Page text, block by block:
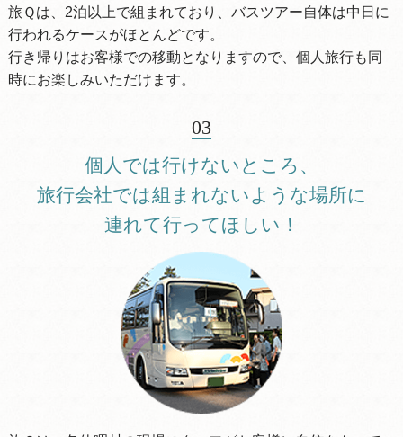
旅Ｑは、2泊以上で組まれており、バスツアー自体は中日に
行われるケースがほとんどです。
行き帰りはお客様での移動となりますので、個人旅行も同
時にお楽しみいただけます。
03
個人では行けないところ、
旅行会社では組まれないような場所に
連れて行ってほしい！